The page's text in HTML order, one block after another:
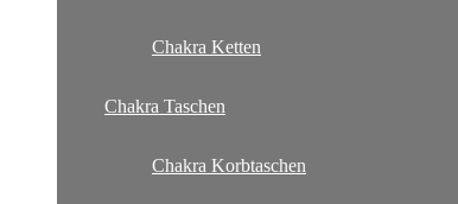
Chakra Ketten
Chakra Taschen
Chakra Korbtaschen